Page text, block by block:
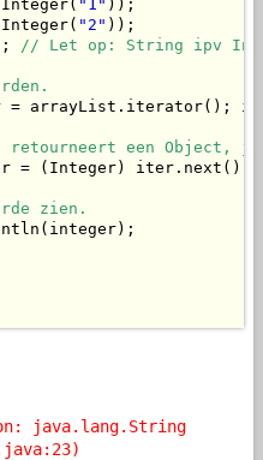
Integer( "1" ));
Integer( "2" ));
// Let op: String ipv
arrayList.iterator();
een Object, je
= (Integer) iter.next();
zien.
java.lang.String